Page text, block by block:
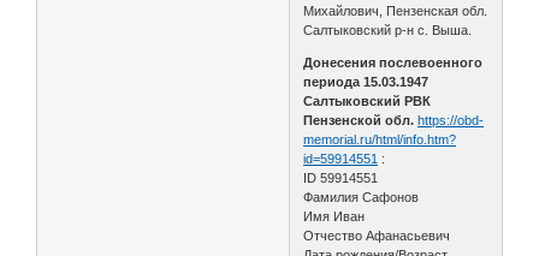
Михайлович, Пензенская обл.
Салтыковский р-н с. Выша.
Донесения послевоенного
периода 15.03.1947
Салтыковский РВК
Пензенской обл. https://obd-
memorial.ru/html/info.htm?
id=59914551 :
ID 59914551
Фамилия Сафонов
Имя Иван
Отчество Афанасьевич